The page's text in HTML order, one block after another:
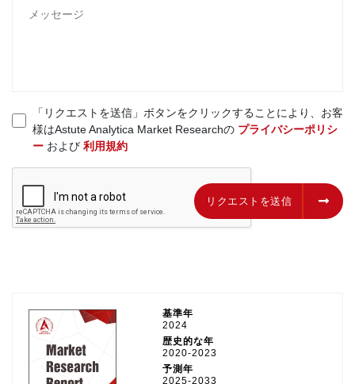
「リクエストを送信」ボタンをクリックすることにより、お客
様はAstute Analytica Market Researchの プライバシーポリシ
ーおよび 利用規約
リクエストを送信 リクエストを送信
基準年
2024
歴史的な年
2020-2023
予測年
2025-2033